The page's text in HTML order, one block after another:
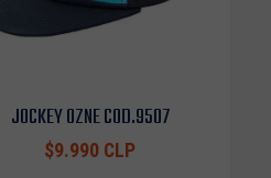
JOCKEY OZNE COD.9507
$9.990 CLP